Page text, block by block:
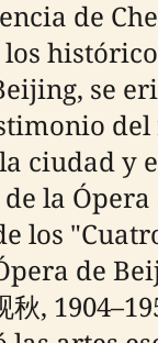
de
se
ciudad y
la Ópera
los
de
,